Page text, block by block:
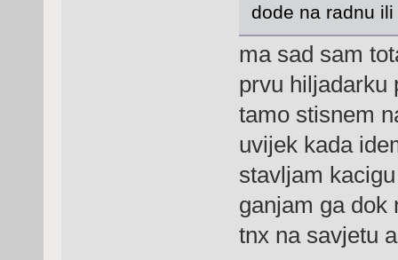
dode na radnu
ma sad sam
prvu hiljadarku
tamo stisnem
uvijek kada
stavljam
ganjam ga dok
tnx na savjetu